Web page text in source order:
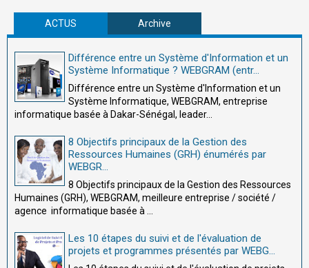
ACTUS Archive
Différence entre un Système d'Information et un
Système Informatique ? WEBGRAM (entr...
Différence entre un Système d'Information et un
Système Informatique, WEBGRAM, entreprise
informatique basée à Dakar-Sénégal, leader...
8 Objectifs principaux de la Gestion des
Ressources Humaines (GRH) énumérés par
WEBGR...
8 Objectifs principaux de la Gestion des Ressources
Humaines (GRH), WEBGRAM, meilleure entreprise / société /
agence informatique basée à ...
Les 10 étapes du suivi et de l'évaluation de
projets et programmes présentés par WEBG...